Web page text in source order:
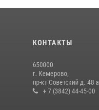
КОНТАКТЫ
650000
г. Кемерово,
пр-кт Советский д. 48 а
+ 7 (3842) 44-45-00